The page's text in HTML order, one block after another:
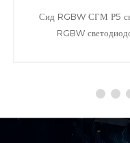
Сид RGBW СГМ Р5
RGBW